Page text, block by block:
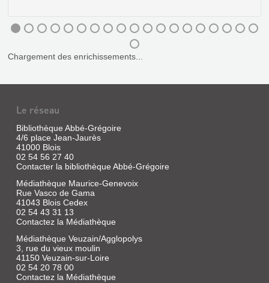
TOURAINE
DANS
GUERRE
Pierre
C.L.D.,
1985
LA
TOURAINE
Livre
Leveel,
VIEUX
LOGIS
DE
TOURAINE
Livre
|
Montoux,
André
|
C.
D.
Chargement des enrichissements...
Le réseau
Bibliothèque Abbé-Grégoire
4/6 place Jean-Jaurès
41000 Blois
02 54 56 27 40
Contacter la bibliothèque Abbé-Grégoire
Médiathèque Maurice-Genevoix
Rue Vasco de Gama
41043 Blois Cedex
02 54 43 31 13
Contactez la Médiathèque
Médiathèque Veuzain/Agglopolys
3, rue du vieux moulin
41150 Veuzain-sur-Loire
02 54 20 78 00
Contactez la Médiathèque